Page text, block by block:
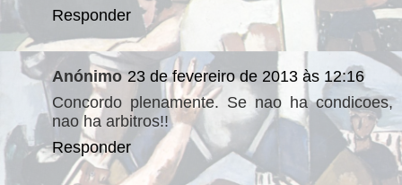
Responder
Anónimo 23 de fevereiro de 2013 às 12:16
Concordo plenamente. Se nao ha condicoes,
nao ha arbitros!!
Responder